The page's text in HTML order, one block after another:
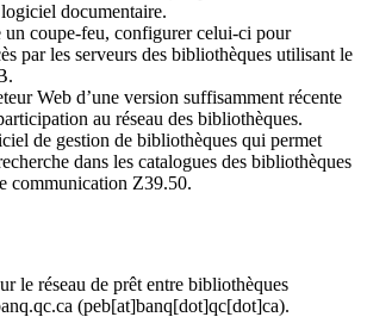
documentaire.
un coupe-feu, configurer celui-ci pour
par les serveurs des bibliothèques utilisant le
Web d’une version suffisamment récente
au réseau des bibliothèques.
de gestion de bibliothèques qui permet
dans les catalogues des bibliothèques
communication Z39.50.
le réseau de prêt entre bibliothèques
(peb[at]banq[dot]qc[dot]ca).